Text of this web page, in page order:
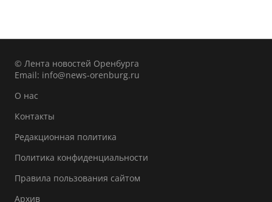
© Лента новостей Оренбурга
Email: info@news-orenburg.ru
О нас
Контакты
Редакционная политика
Политика конфиденциальности
Правила пользования сайтом
Архив